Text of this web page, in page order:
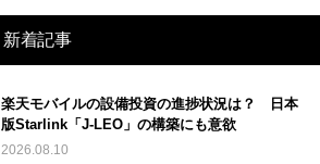
新着記事
楽天モバイルの設備投資の進捗状況は？ 日本
版Starlink「J-LEO」の構築にも意欲
2026.08.10